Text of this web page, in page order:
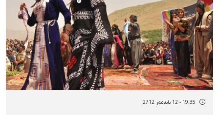
19:35 - 12 بانەمەڕ 2712